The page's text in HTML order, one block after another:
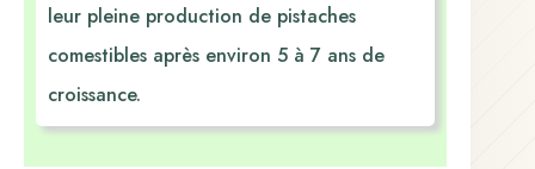
leur pleine production de pistaches
comestibles après environ 5 à 7 ans de
croissance.